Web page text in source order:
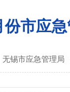
份市应
无锡市应急管理局